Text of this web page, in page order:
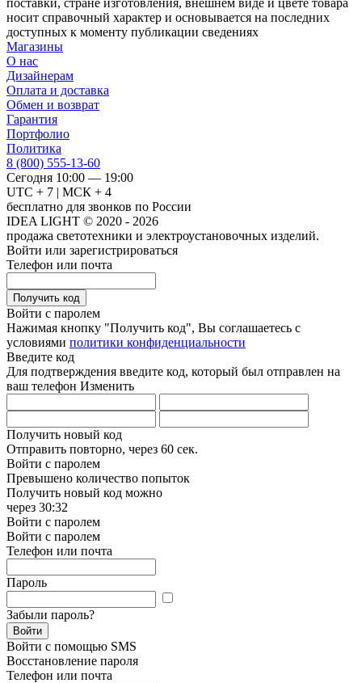
носит справочный характер и основывается на последних
доступных к моменту публикации сведениях
Магазины
О нас
Дизайнерам
Оплата и доставка
Обмен и возврат
Гарантия
Портфолио
Политика
8 (800) 555-13-60
Сегодня 10:00 — 19:00
UTC + 7 | МСК + 4
бесплатно для звонков по России
IDEA LIGHT © 2020 - 2026
продажа светотехники и электроустановочных изделий.
Войти или зарегистрироваться
Телефон или почта
Получить код
Войти с паролем
Нажимая кнопку "Получить код", Вы соглашаетесь с
условиями политики конфиденциальности
Введите код
Для подтверждения введите код, который был отправлен на
ваш телефон Изменить
Получить новый код
Отправить повторно, через 60 сек.
Войти с паролем
Превышено количество попыток
Получить новый код можно
через 30:32
Войти с паролем
Войти с паролем
Телефон или почта
Пароль
Забыли пароль?
Войти
Войти с помощью SMS
Восстановление пароля
Телефон или почта